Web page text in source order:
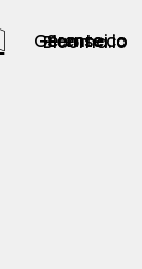
Blooma.io
Semsei.io
Gerente.co